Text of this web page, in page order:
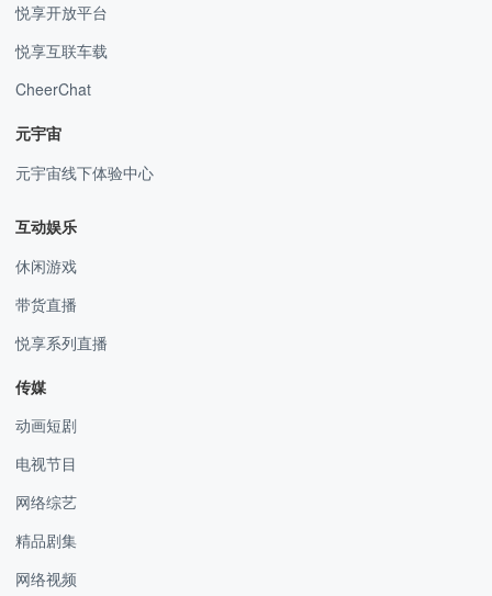
悦享开放平台
悦享互联车载
CheerChat
元宇宙
元宇宙线下体验中心
互动娱乐
休闲游戏
带货直播
悦享系列直播
传媒
动画短剧
电视节目
网络综艺
精品剧集
网络视频